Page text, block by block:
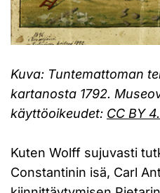
Kuva: Tuntemattoman
kartanosta 1792.
käyttöoikeudet: CC BY
Kuten Wolff sujuvasti
Constantinin isä, Carl